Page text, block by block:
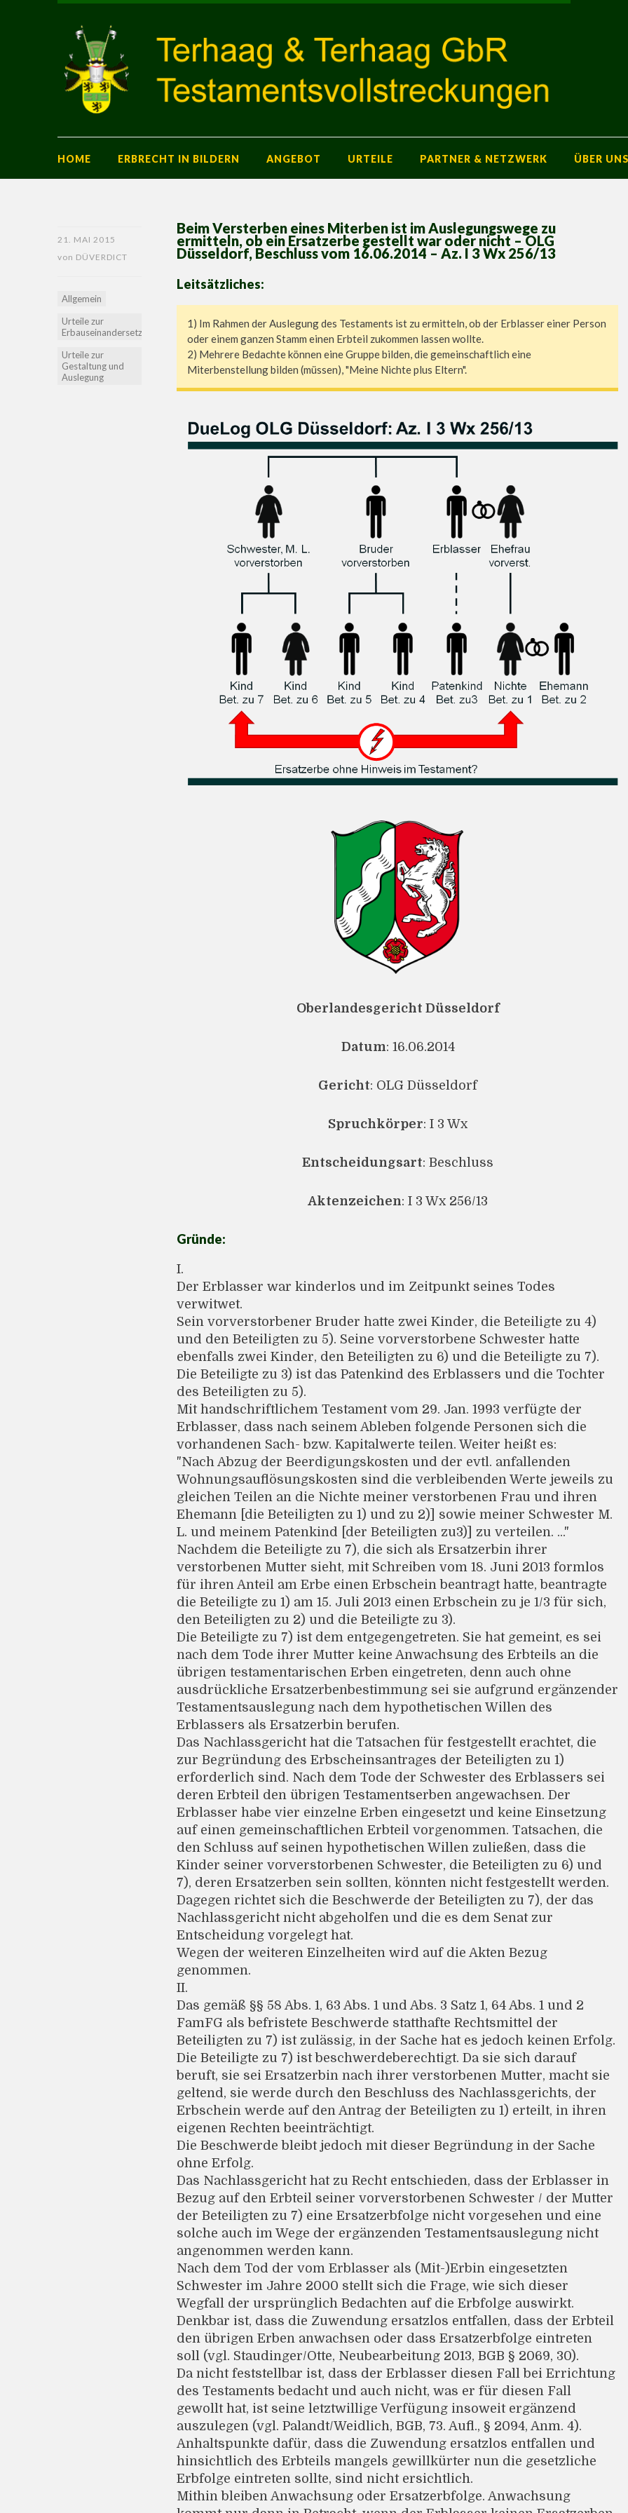
HOME ERBRECHT IN BILDERN ANGEBOT URTEILE PARTNER & NETZWERK ÜBER UNS
21. MAI 2015
von DÜVERDICT
Allgemein
Urteile zur
Erbauseinandersetzung
Urteile zur
Gestaltung und
Auslegung
Beim Versterben eines Miterben ist im Auslegungswege zu
ermitteln, ob ein Ersatzerbe gestellt war oder nicht – OLG
Düsseldorf, Beschluss vom 16.06.2014 – Az. I 3 Wx 256/13
Leitsätzliches:
1) Im Rahmen der Auslegung des Testaments ist zu ermitteln, ob der Erblasser einer Person
oder einem ganzen Stamm einen Erbteil zukommen lassen wollte.
2) Mehrere Bedachte können eine Gruppe bilden, die gemeinschaftlich eine
Miterbenstellung bilden (müssen), "Meine Nichte plus Eltern".
Oberlandesgericht Düsseldorf
Datum: 16.06.2014
Gericht: OLG Düsseldorf
Spruchkörper: I 3 Wx
Entscheidungsart: Beschluss
Aktenzeichen: I 3 Wx 256/13
Gründe:
I.
Der Erblasser war kinderlos und im Zeitpunkt seines Todes
verwitwet.
Sein vorverstorbener Bruder hatte zwei Kinder, die Beteiligte zu 4)
und den Beteiligten zu 5). Seine vorverstorbene Schwester hatte
ebenfalls zwei Kinder, den Beteiligten zu 6) und die Beteiligte zu 7).
Die Beteiligte zu 3) ist das Patenkind des Erblassers und die Tochter
des Beteiligten zu 5).
Mit handschriftlichem Testament vom 29. Jan. 1993 verfügte der
Erblasser, dass nach seinem Ableben folgende Personen sich die
vorhandenen Sach- bzw. Kapitalwerte teilen. Weiter heißt es:
"Nach Abzug der Beerdigungskosten und der evtl. anfallenden
Wohnungsauflösungskosten sind die verbleibenden Werte jeweils zu
gleichen Teilen an die Nichte meiner verstorbenen Frau und ihren
Ehemann [die Beteiligten zu 1) und zu 2)] sowie meiner Schwester M.
L. und meinem Patenkind [der Beteiligten zu3)] zu verteilen. ..."
Nachdem die Beteiligte zu 7), die sich als Ersatzerbin ihrer
verstorbenen Mutter sieht, mit Schreiben vom 18. Juni 2013 formlos
für ihren Anteil am Erbe einen Erbschein beantragt hatte, beantragte
die Beteiligte zu 1) am 15. Juli 2013 einen Erbschein zu je 1/3 für sich,
den Beteiligten zu 2) und die Beteiligte zu 3).
Die Beteiligte zu 7) ist dem entgegengetreten. Sie hat gemeint, es sei
nach dem Tode ihrer Mutter keine Anwachsung des Erbteils an die
übrigen testamentarischen Erben eingetreten, denn auch ohne
ausdrückliche Ersatzerbenbestimmung sei sie aufgrund ergänzender
Testamentsauslegung nach dem hypothetischen Willen des
Erblassers als Ersatzerbin berufen.
Das Nachlassgericht hat die Tatsachen für festgestellt erachtet, die
zur Begründung des Erbscheinsantrages der Beteiligten zu 1)
erforderlich sind. Nach dem Tode der Schwester des Erblassers sei
deren Erbteil den übrigen Testamentserben angewachsen. Der
Erblasser habe vier einzelne Erben eingesetzt und keine Einsetzung
auf einen gemeinschaftlichen Erbteil vorgenommen. Tatsachen, die
den Schluss auf seinen hypothetischen Willen zuließen, dass die
Kinder seiner vorverstorbenen Schwester, die Beteiligten zu 6) und
7), deren Ersatzerben sein sollten, könnten nicht festgestellt werden.
Dagegen richtet sich die Beschwerde der Beteiligten zu 7), der das
Nachlassgericht nicht abgeholfen und die es dem Senat zur
Entscheidung vorgelegt hat.
Wegen der weiteren Einzelheiten wird auf die Akten Bezug
genommen.
II.
Das gemäß §§ 58 Abs. 1, 63 Abs. 1 und Abs. 3 Satz 1, 64 Abs. 1 und 2
FamFG als befristete Beschwerde statthafte Rechtsmittel der
Beteiligten zu 7) ist zulässig, in der Sache hat es jedoch keinen Erfolg.
Die Beteiligte zu 7) ist beschwerdeberechtigt. Da sie sich darauf
beruft, sie sei Ersatzerbin nach ihrer verstorbenen Mutter, macht sie
geltend, sie werde durch den Beschluss des Nachlassgerichts, der
Erbschein werde auf den Antrag der Beteiligten zu 1) erteilt, in ihren
eigenen Rechten beeinträchtigt.
Die Beschwerde bleibt jedoch mit dieser Begründung in der Sache
ohne Erfolg.
Das Nachlassgericht hat zu Recht entschieden, dass der Erblasser in
Bezug auf den Erbteil seiner vorverstorbenen Schwester / der Mutter
der Beteiligten zu 7) eine Ersatzerbfolge nicht vorgesehen und eine
solche auch im Wege der ergänzenden Testamentsauslegung nicht
angenommen werden kann.
Nach dem Tod der vom Erblasser als (Mit-)Erbin eingesetzten
Schwester im Jahre 2000 stellt sich die Frage, wie sich dieser
Wegfall der ursprünglich Bedachten auf die Erbfolge auswirkt.
Denkbar ist, dass die Zuwendung ersatzlos entfallen, dass der Erbteil
den übrigen Erben anwachsen oder dass Ersatzerbfolge eintreten
soll (vgl. Staudinger/Otte, Neubearbeitung 2013, BGB § 2069, 30).
Da nicht feststellbar ist, dass der Erblasser diesen Fall bei Errichtung
des Testaments bedacht und auch nicht, was er für diesen Fall
gewollt hat, ist seine letztwillige Verfügung insoweit ergänzend
auszulegen (vgl. Palandt/Weidlich, BGB, 73. Aufl., § 2094, Anm. 4).
Anhaltspunkte dafür, dass die Zuwendung ersatzlos entfallen und
hinsichtlich des Erbteils mangels gewillkürter nun die gesetzliche
Erbfolge eintreten sollte, sind nicht ersichtlich.
Mithin bleiben Anwachsung oder Ersatzerbfolge. Anwachsung